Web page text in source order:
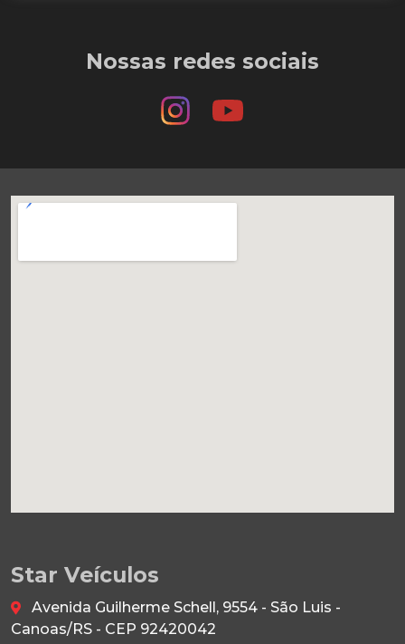
Nossas redes sociais
Star Veículos
Avenida Guilherme Schell, 9554 - São Luis -
Canoas/RS - CEP 92420042